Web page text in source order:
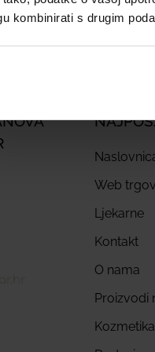
kombinirati s drugim
Web
Ljekarne
Kontakt
O nama
Proizvodi
Kozmetika